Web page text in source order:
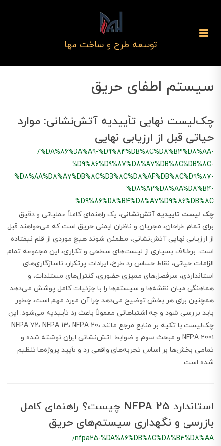
توسعه طرح و ساخت مها
سیستم اطفای حریق
چک‌لیست نهایی تأییدیه آتش‌نشانی: موارد
حیاتی قبل از ارزیابی نهایی
/%DA%86%DA%A9-%D9%84%DB%8C%D8%B3%D8%AA-
%D9%86%D9%87%D8%A7%DB%8C%DB%8C-
%D8%AA%D8%A7%DB%8C%DB%8C%D8%AF%DB%8C%D9%87-
%D8%A2%D8%AA%D8%B4-
%D9%86%D8%B4%D8%A7%D9%86%DB%8C
چک لیست تاییدیه آتش‌نشانی، یک راهنمای کاملاً عملیاتی و دقیق
برای تمام طراحان، مجریان و ناظران ایمنی حریق است که می‌خواهند قبل
از ارزیابی نهایی آتش‌نشانی، مطمئن شوند هیچ موردی از قلم نیفتاده
است. برخلاف بسیاری از لیست‌های سطحی و تکراری، این مجموعه تمام
الزامات حیاتی، نقاط حساس رد طرح، ایرادات پرتکرار، ناسازگاری‌های
استانداردی، سرفصل‌های ممیزی حضوری، کنترل‌های مستندات، و
هماهنگی میان نقشه‌ها و سیستم‌ها را با جزئیات کامل پوشش می‌دهد.
همچنین برای هر بخش توضیح می‌دهد چرا آن مورد مهم است، چطور
باید بررسی شود و چه اشتباهاتی معمولاً باعث رد تأییدیه می‌شود. این
چک‌لیست با تکیه بر منابع مرجع مانند NFPA 72، NFPA 13، NFPA 20،
NFPA 2001 و مبحث سوم و ضوابط آتش‌نشانی ایران نوشته شده و
تمامی بخش‌ها بر اساس تجربه‌های واقعی رد و تأیید پروژه‌ها تنظیم
شده است.
استاندارد NFPA 25 چیست؟ راهنمای کامل
بازرسی و نگهداری سیستم‌های حریق
/nfpa25-%DA%86%DB%8C%D8%B3%D8%AA